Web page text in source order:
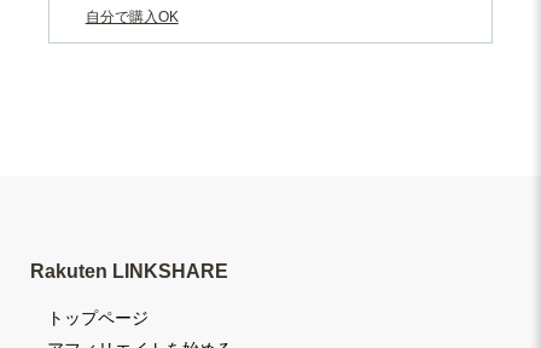
自分で購入OK
Rakuten LINKSHARE
トップページ